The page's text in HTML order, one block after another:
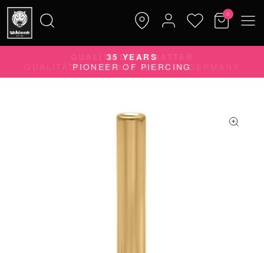
6
QUALITY DOES MATTER
QUALITÄTSPRODUKTE MADE IN GERMANY